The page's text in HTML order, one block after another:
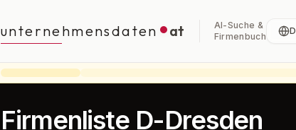
unternehmensdaten at
AI-Suche &
Firmenbuch
Firmenliste D-Dresden